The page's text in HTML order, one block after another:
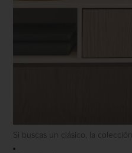
Si buscas un clásico, la colección